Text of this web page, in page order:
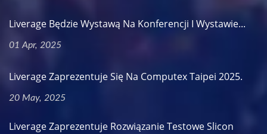
Liverage Będzie Wystawą Na Konferencji I Wystawie...
01 Apr, 2025
Liverage Zaprezentuje Się Na Computex Taipei 2025.
20 May, 2025
Liverage Zaprezentuje Rozwiązanie Testowe Slicon